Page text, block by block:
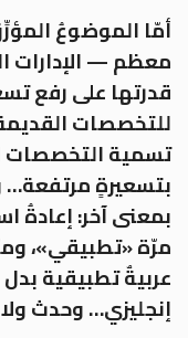
أمّا الموضوعُ
معظم — الإدارات
قدرتها على رفع
للتخصصات
تسمية التخصصات
بتسعيرةٍ
بمعنى آخر:
مرّة «تطبيقي»،
عربيةٌ تطبيقية
إنجليزي… وحدث